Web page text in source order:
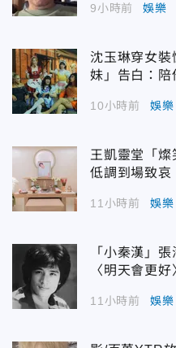
9小時前 娛樂
沈玉琳穿女
妹」告白：陪
10小時前 娛樂
王凱靈堂「
低調到場致哀
11小時前 娛樂
「小秦漢」
〈明天會更
11小時前 娛樂